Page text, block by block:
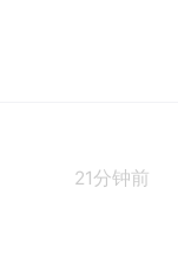
21分钟前